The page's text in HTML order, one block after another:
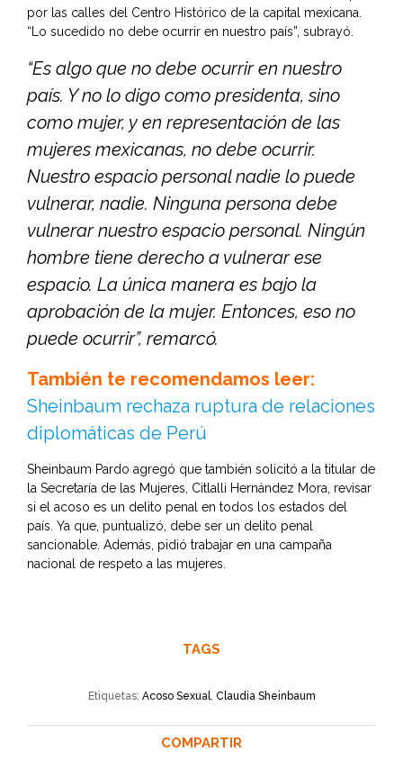
por las calles del Centro Histórico de la capital mexicana.
“Lo sucedido no debe ocurrir en nuestro país”, subrayó.
“Es algo que no debe ocurrir en nuestro
país. Y no lo digo como presidenta, sino
como mujer, y en representación de las
mujeres mexicanas, no debe ocurrir.
Nuestro espacio personal nadie lo puede
vulnerar, nadie. Ninguna persona debe
vulnerar nuestro espacio personal. Ningún
hombre tiene derecho a vulnerar ese
espacio. La única manera es bajo la
aprobación de la mujer. Entonces, eso no
puede ocurrir”, remarcó.
También te recomendamos leer:
Sheinbaum rechaza ruptura de relaciones
diplomáticas de Perú
Sheinbaum Pardo agregó que también solicitó a la titular de
la Secretaría de las Mujeres, Citlalli Hernández Mora, revisar
si el acoso es un delito penal en todos los estados del
país. Ya que, puntualizó, debe ser un delito penal
sancionable. Además, pidió trabajar en una campaña
nacional de respeto a las mujeres.
TAGS
Etiquetas: Acoso Sexual, Claudia Sheinbaum
COMPARTIR